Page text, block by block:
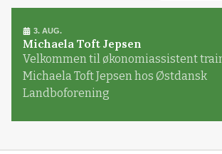
3. AUG.
Michaela Toft Jepsen
Velkommen til økonomiassistent
Michaela Toft Jepsen hos Østdansk
Landboforening